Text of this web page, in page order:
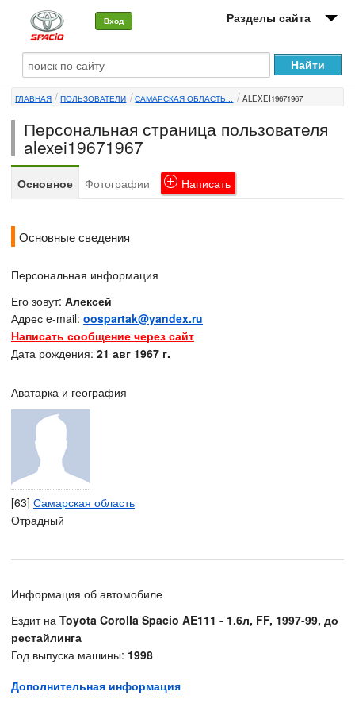
Вход Разделы сайта
О машине
Автоклуб
Форумы
Сервисы и услуги
ГЛАВНАЯ ПОЛЬЗОВАТЕЛИ САМАРСКАЯ ОБЛАСТЬ... ALEXEI19671967
Персональная страница пользователя
alexei19671967
Основное Фотографии Написать
Основные сведения
Персональная информация
Его зовут: Алексей
Адрес e-mail: oospartak@yandex.ru
Написать сообщение через сайт
Дата рождения: 21 авг 1967 г.
Аватарка и география
[63] Самарская область
Отрадный
Информация об автомобиле
Ездит на Toyota Corolla Spacio AE111 - 1.6л, FF, 1997-99, до
рестайлинга
Год выпуска машины: 1998
Дополнительная информация